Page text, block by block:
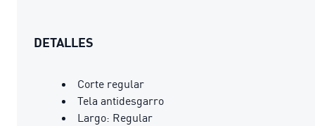
DETALLES
Corte regular
Tela antidesgarro
Largo: Regular